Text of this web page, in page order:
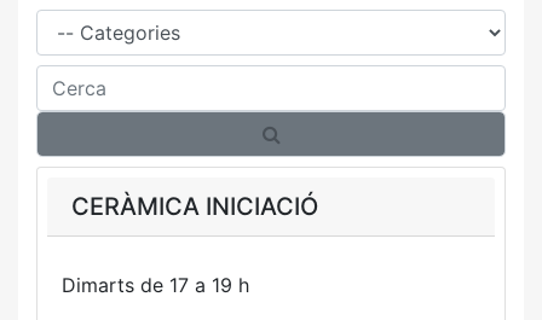
Família
Cerca
CERÀMICA INICIACIÓ
Dimarts de 17 a 19 h